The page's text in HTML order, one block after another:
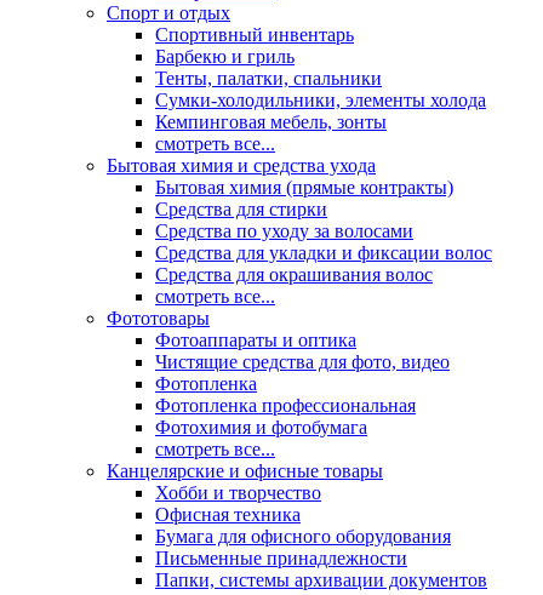
Спорт и отдых
Спортивный инвентарь
Барбекю и гриль
Тенты, палатки, спальники
Сумки-холодильники, элементы холода
Кемпинговая мебель, зонты
смотреть все...
Бытовая химия и средства ухода
Бытовая химия (прямые контракты)
Средства для стирки
Средства по уходу за волосами
Средства для укладки и фиксации волос
Средства для окрашивания волос
смотреть все...
Фототовары
Фотоаппараты и оптика
Чистящие средства для фото, видео
Фотопленка
Фотопленка профессиональная
Фотохимия и фотобумага
смотреть все...
Канцелярские и офисные товары
Хобби и творчество
Офисная техника
Бумага для офисного оборудования
Письменные принадлежности
Папки, системы архивации документов